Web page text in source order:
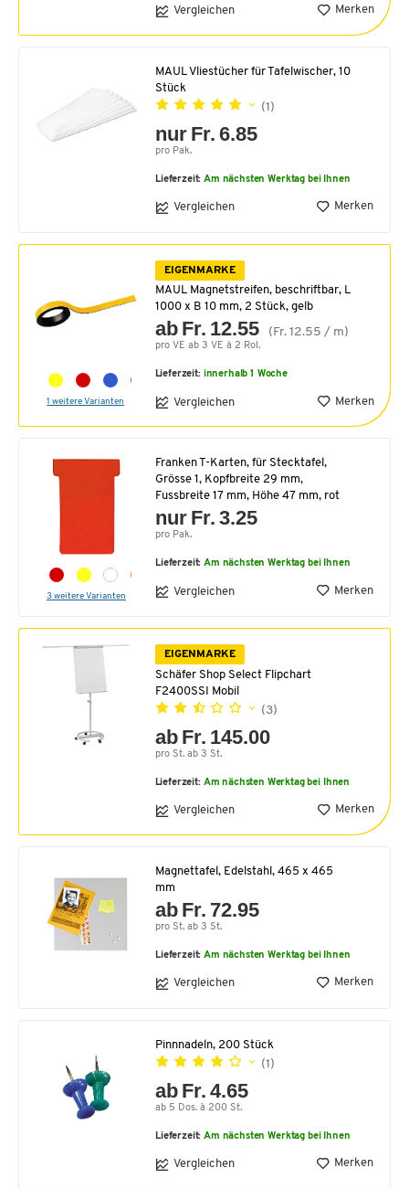
Vergleichen Merken
MAUL Vliestücher für Tafelwischer, 10
Stück
(1)
nur Fr. 6.85
pro Pak.
Lieferzeit:Am nächsten Werktag bei Ihnen
Vergleichen Merken
1 weitere Varianten
EIGENMARKE
MAUL Magnetstreifen, beschriftbar, L
1000 x B 10 mm, 2 Stück, gelb
ab Fr. 12.55 (Fr. 12.55 / m)
pro VE ab 3 VE à 2 Rol.
Lieferzeit: innerhalb 1 Woche
Vergleichen Merken
3 weitere Varianten
Franken T-Karten, für Stecktafel,
Grösse 1, Kopfbreite 29 mm,
Fussbreite 17 mm, Höhe 47 mm, rot
nur Fr. 3.25
pro Pak.
Lieferzeit:Am nächsten Werktag bei Ihnen
Vergleichen Merken
EIGENMARKE
Schäfer Shop Select Flipchart
F2400SSI Mobil
(3)
ab Fr. 145.00
pro St. ab 3 St.
Lieferzeit: Am nächsten Werktag bei Ihnen
Vergleichen Merken
Magnettafel, Edelstahl, 465 x 465
mm
ab Fr. 72.95
pro St. ab 3 St.
Lieferzeit:Am nächsten Werktag bei Ihnen
Vergleichen Merken
Pinnnadeln, 200 Stück
(1)
ab Fr. 4.65
ab 5 Dos. à 200 St.
Lieferzeit:Am nächsten Werktag bei Ihnen
Vergleichen Merken